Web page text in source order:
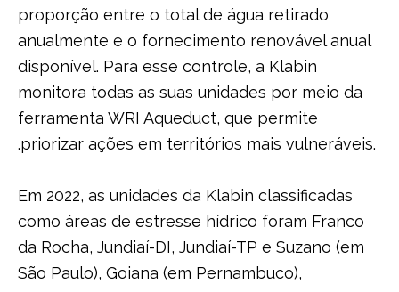
proporção entre o total de água retirado
anualmente e o fornecimento renovável anual
disponível. Para esse controle, a Klabin
monitora todas as suas unidades por meio da
ferramenta WRI Aqueduct, que permite
.priorizar ações em territórios mais vulneráveis.
Em 2022, as unidades da Klabin classificadas
como áreas de estresse hídrico foram Franco
da Rocha, Jundiaí-DI, Jundiaí-TP e Suzano (em
São Paulo), Goiana (em Pernambuco),